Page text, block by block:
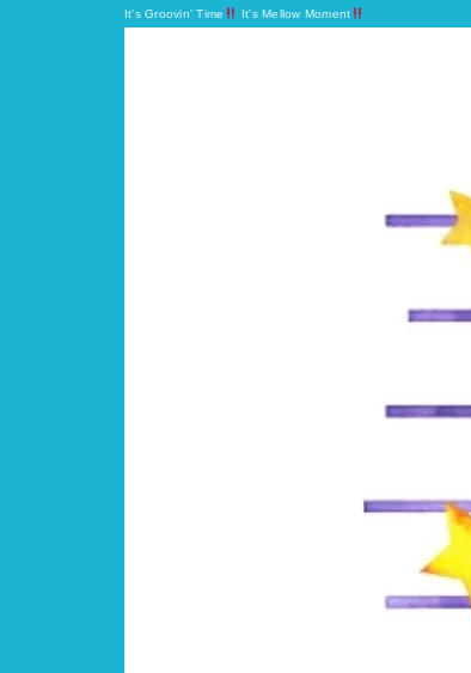
It's Groovin' Time It's Mellow Moment